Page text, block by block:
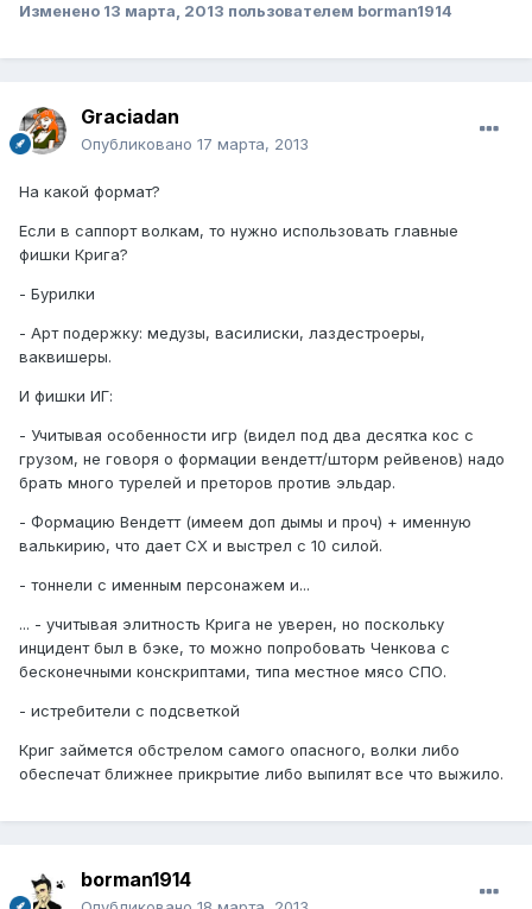
Изменено 13 марта, 2013 пользователем borman1914
Graciadan
Опубликовано 17 марта, 2013
На какой формат?
Если в саппорт волкам, то нужно использовать главные
фишки Крига?
- Бурилки
- Арт подержку: медузы, василиски, лаздестроеры,
ваквишеры.
И фишки ИГ:
- Учитывая особенности игр (видел под два десятка кос с
грузом, не говоря о формации вендетт/шторм рейвенов) надо
брать много турелей и преторов против эльдар.
- Формацию Вендетт (имеем доп дымы и проч) + именную
валькирию, что дает СХ и выстрел с 10 силой.
- тоннели с именным персонажем и...
... - учитывая элитность Крига не уверен, но поскольку
инцидент был в бэке, то можно попробовать Ченкова с
бесконечными конскриптами, типа местное мясо СПО.
- истребители с подсветкой
Криг займется обстрелом самого опасного, волки либо
обеспечат ближнее прикрытие либо выпилят все что выжило.
borman1914